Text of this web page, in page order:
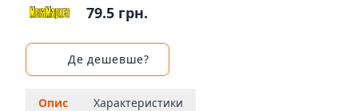
79.5 грн.
Де дешевше?
Опис Характеристики